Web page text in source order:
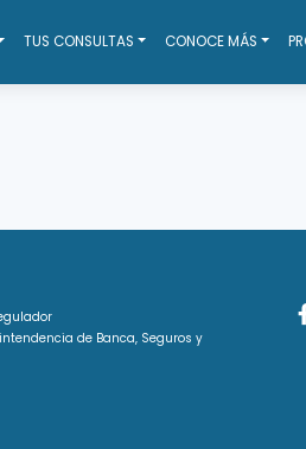
TUS CONSULTAS CONOCE MÁS
de Banca, Seguros y